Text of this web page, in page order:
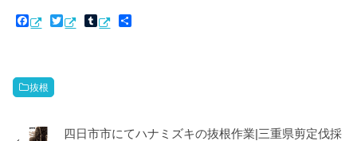
F
o
o
T
T
抜根
四日市市にてハナミズキの抜根作業|三重県剪定伐採